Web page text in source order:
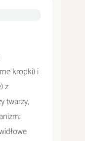
kropki) i
z
twarzy,